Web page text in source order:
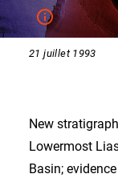
21 juillet 1993
New
Lowermost
Basin;